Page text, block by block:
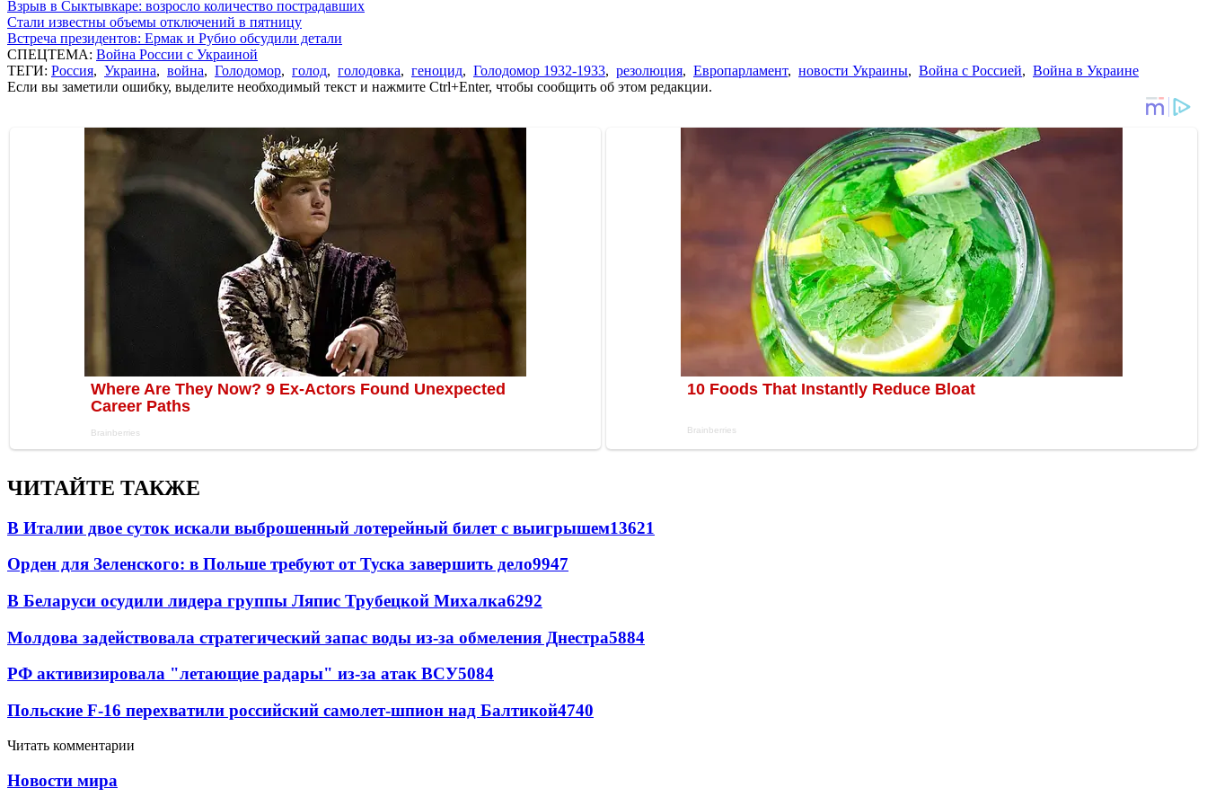
Взрыв в Сыктывкаре: возросло количество пострадавших
Стали известны объемы отключений в пятницу
Встреча президентов: Ермак и Рубио обсудили детали
СПЕЦТЕМА: Война России с Украиной
ТЕГИ: Россия, Украина, война, Голодомор, голод, голодовка, геноцид, Голодомор 1932-1933, резолюция, Европарламент, новости Украины, Война с Россией, Война в Украине
Если вы заметили ошибку, выделите необходимый текст и нажмите Ctrl+Enter, чтобы сообщить об этом редакции.
ЧИТАЙТЕ ТАКЖЕ
В Италии двое суток искали выброшенный лотерейный билет с выигрышем13621
Орден для Зеленского: в Польше требуют от Туска завершить дело9947
В Беларуси осудили лидера группы Ляпис Трубецкой Михалка6292
Молдова задействовала стратегический запас воды из-за обмеления Днестра5884
РФ активизировала "летающие радары" из-за атак ВСУ5084
Польские F-16 перехватили российский самолет-шпион над Балтикой4740
Читать комментарии
Новости мира